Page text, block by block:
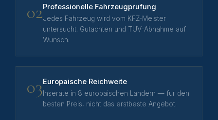
02Professionelle Fahrzeugprufung
Jedes Fahrzeug wird vom KFZ-Meister
untersucht. Gutachten und TUV-Abnahme auf
Wunsch.
03Europaische Reichweite
Inserate in 8 europaischen Landern — fur den
besten Preis, nicht das erstbeste Angebot.